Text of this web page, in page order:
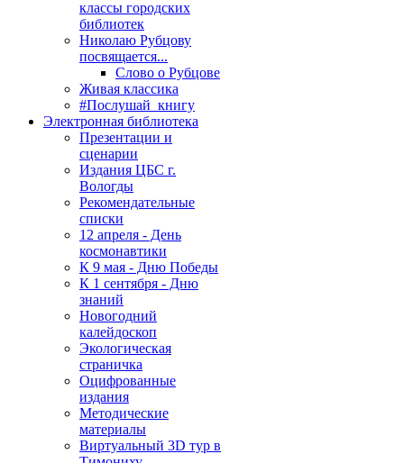
классы городских
библиотек
Николаю Рубцову
посвящается...
Слово о Рубцове
Живая классика
#Послушай_книгу
Электронная библиотека
Презентации и
сценарии
Издания ЦБС г.
Вологды
Рекомендательные
списки
12 апреля - День
космонавтики
К 9 мая - Дню Победы
К 1 сентября - Дню
знаний
Новогодний
калейдоскоп
Экологическая
страничка
Оцифрованные
издания
Методические
материалы
Виртуальный 3D тур в